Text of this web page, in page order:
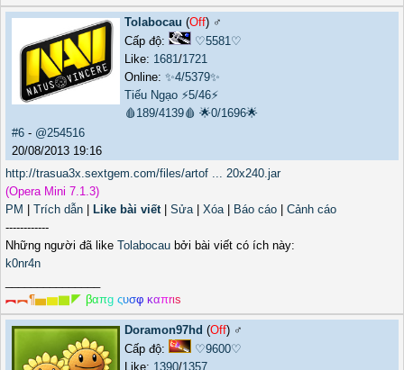
Tolabocau (Off) ♂️
Cấp độ:
♡5581♡
Like: 1681/1721
Online: ✨4/5379✨
Tiếu Ngạo ⚡5/46⚡
🩸189/4139🩸 🌟0/1696🌟
#6 - @254516
20/08/2013 19:16
http://trasua3x.sextgem.com/files/artof ... 20x240.jar
(Opera Mini 7.1.3)
PM
Trích dẫn Like bài viết| Sửa| Xóa| Báo cáo
Cảnh cáo
------------
Những người đã like Tolabocau bởi bài viết có ích này:
k0nr4n
︻︻¶▅▆▇◤ βαπg ςυσφ καπrιs
Doramon97hd (Off) ♂️
Cấp độ:
♡9600♡
Like: 1390/1357